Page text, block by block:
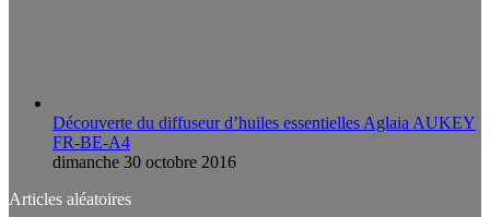
Découverte du diffuseur d’huiles essentielles Aglaia AUKEY
FR-BE-A4
dimanche 30 octobre 2016
Articles aléatoires